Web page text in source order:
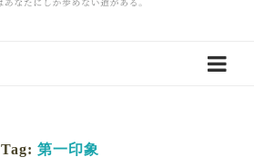
Tag: 第一印象